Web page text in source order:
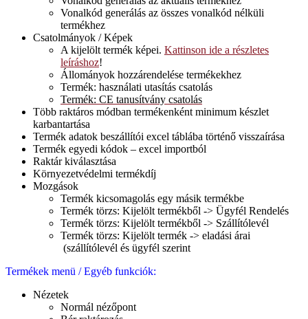
Vonalkód generálás az összes vonalkód nélküli
termékhez
Csatolmányok / Képek
A kijelölt termék képei. Kattinson ide a részletes
leíráshoz!
Állományok hozzárendelése termékekhez
Termék: használati utasítás csatolás
Termék: CE tanusítvány csatolás
Több raktáros módban termékenként minimum készlet
karbantartása
Termék adatok beszállítói excel táblába történő visszaírása
Termék egyedi kódok – excel importból
Raktár kiválasztása
Környezetvédelmi termékdíj
Mozgások
Termék kicsomagolás egy másik termékbe
Termék törzs: Kijelölt termékből -> Ügyfél Rendelés
Termék törzs: Kijelölt termékből -> Szállítólevél
Termék törzs: Kijelölt termék -> eladási árai
(szállítólevél és ügyfél szerint
Termékek menü / Egyéb funkciók:
Nézetek
Normál nézőpont